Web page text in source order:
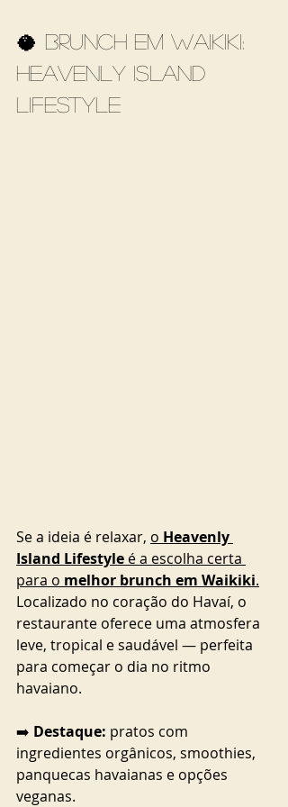
🥥 Brunch em Waikiki:
Heavenly Island
Lifestyle
Se a ideia é relaxar, o Heavenly
Island Lifestyle é a escolha certa
para o melhor brunch em Waikiki.
Localizado no coração do Havaí, o
restaurante oferece uma atmosfera
leve, tropical e saudável — perfeita
para começar o dia no ritmo
havaiano.
➡️ Destaque: pratos com
ingredientes orgânicos, smoothies,
panquecas havaianas e opções
veganas.